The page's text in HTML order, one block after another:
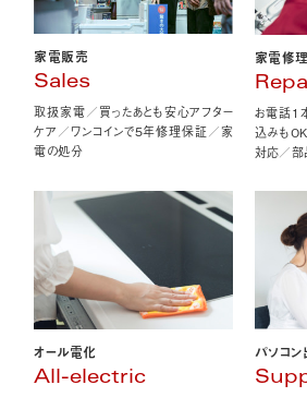
家電販売
Sales
取扱家電／買ったあとも安心アフター
ケア／ワンコインで5年修理保証／家
電の処分
家電修理
お電話1
込みも
対応／部
オール電化
All-electric
パソコン